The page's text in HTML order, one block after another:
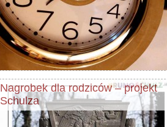
Nagrobek dla rodziców – projekt
Schulza